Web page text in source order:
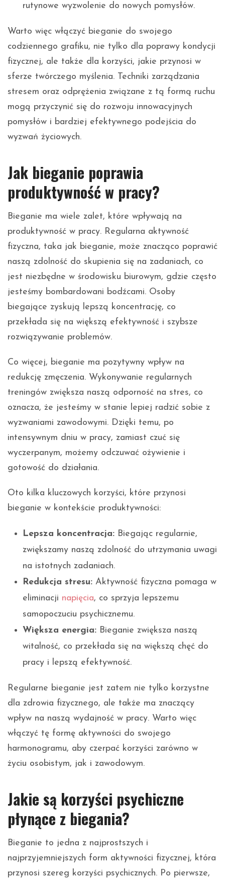
rutynowe wyzwolenie do nowych pomysłów.
Warto więc włączyć bieganie do swojego
codziennego grafiku, nie tylko dla poprawy kondycji
fizycznej, ale także dla korzyści, jakie przynosi w
sferze twórczego myślenia. Techniki zarządzania
stresem oraz odprężenia związane z tą formą ruchu
mogą przyczynić się do rozwoju innowacyjnych
pomysłów i bardziej efektywnego podejścia do
wyzwań życiowych.
Jak bieganie poprawia
produktywność w pracy?
Bieganie ma wiele zalet, które wpływają na
produktywność w pracy. Regularna aktywność
fizyczna, taka jak bieganie, może znacząco poprawić
naszą zdolność do skupienia się na zadaniach, co
jest niezbędne w środowisku biurowym, gdzie często
jesteśmy bombardowani bodźcami. Osoby
biegające zyskują lepszą koncentrację, co
przekłada się na większą efektywność i szybsze
rozwiązywanie problemów.
Co więcej, bieganie ma pozytywny wpływ na
redukcję zmęczenia. Wykonywanie regularnych
treningów zwiększa naszą odporność na stres, co
oznacza, że jesteśmy w stanie lepiej radzić sobie z
wyzwaniami zawodowymi. Dzięki temu, po
intensywnym dniu w pracy, zamiast czuć się
wyczerpanym, możemy odczuwać ożywienie i
gotowość do działania.
Oto kilka kluczowych korzyści, które przynosi
bieganie w kontekście produktywności:
Lepsza koncentracja: Biegając regularnie,
zwiększamy naszą zdolność do utrzymania uwagi
na istotnych zadaniach.
Redukcja stresu: Aktywność fizyczna pomaga w
eliminacji napięcia, co sprzyja lepszemu
samopoczuciu psychicznemu.
Większa energia: Bieganie zwiększa naszą
witalność, co przekłada się na większą chęć do
pracy i lepszą efektywność.
Regularne bieganie jest zatem nie tylko korzystne
dla zdrowia fizycznego, ale także ma znaczący
wpływ na naszą wydajność w pracy. Warto więc
włączyć tę formę aktywności do swojego
harmonogramu, aby czerpać korzyści zarówno w
życiu osobistym, jak i zawodowym.
Jakie są korzyści psychiczne
płynące z biegania?
Bieganie to jedna z najprostszych i
najprzyjemniejszych form aktywności fizycznej, która
przynosi szereg korzyści psychicznych. Po pierwsze,